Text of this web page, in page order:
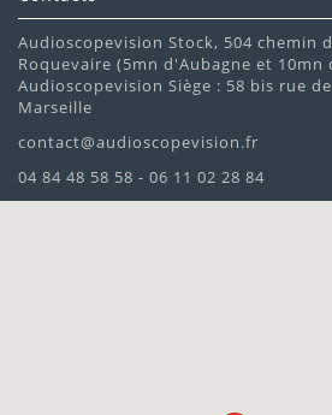
Audioscopevision Stock, 504 chemin
Roquevaire (5mn d'Aubagne et 10mn
Audioscopevision Siège : 58 bis rue
Marseille
contact@audioscopevision.fr
04 84 48 58 58 - 06 11 02 28 84